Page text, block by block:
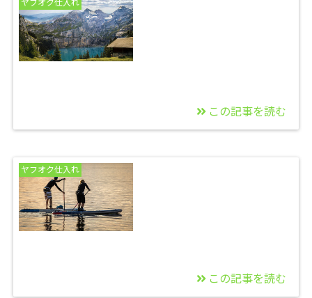
の紹介☆
ヤフオク仕入れ
報告
この記事を読む
ヤフオク仕入れ
この記事を読む